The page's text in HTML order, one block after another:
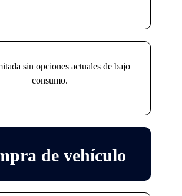
de vehículo
sin opciones actuales de bajo
consumo.